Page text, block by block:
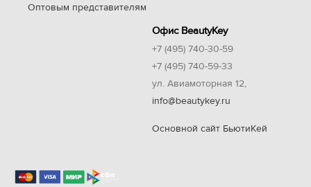
Оптовым представителям
Офис BeautyKey
+7 (495) 740-30-59
+7 (495) 740-59-33
ул. Авиамоторная 12,
info@beautykey.ru
Основной сайт БьютиКей